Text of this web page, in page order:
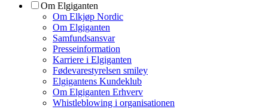
Om Elgiganten
Om Elkjøp Nordic
Om Elgiganten
Samfundsansvar
Presseinformation
Karriere i Elgiganten
Fødevarestyrelsen smiley
Elgigantens Kundeklub
Om Elgiganten Erhverv
Whistleblowing i organisationen